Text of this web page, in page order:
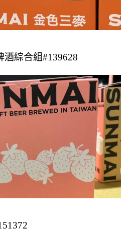
綜合組#139628